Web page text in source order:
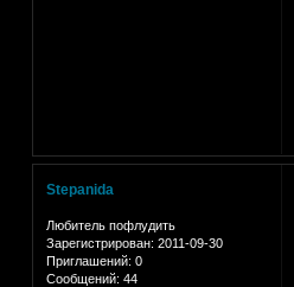
Stepanida
Любитель пофлудить
Зарегистрирован: 2011-09-30
Приглашений: 0
Сообщений: 44